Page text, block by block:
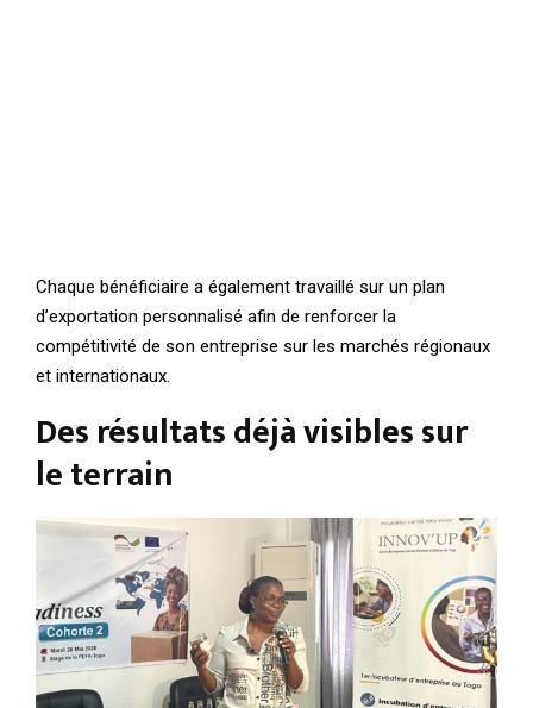
Chaque bénéficiaire a également travaillé sur un plan
d’exportation personnalisé afin de renforcer la
compétitivité de son entreprise sur les marchés régionaux
et internationaux.
Des résultats déjà visibles sur
le terrain